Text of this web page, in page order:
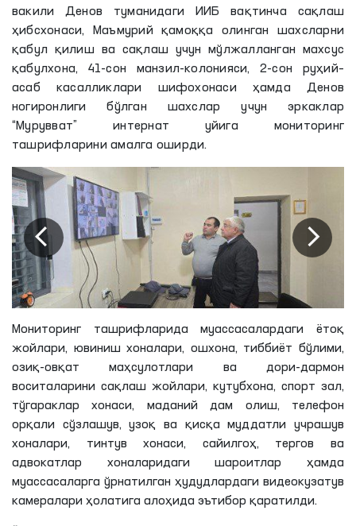
вакили Денов туманидаги ИИБ вақтинча сақлаш
ҳибсхонаси, Маъмурий қамоққа олинган шахсларни
қабул қилиш ва сақлаш учун мўлжалланган махсус
қабулхона, 41-сон манзил-колонияси, 2-сон руҳий–
асаб касалликлари шифохонаси ҳамда Денов
ногиронлиги бўлган шахслар учун эркаклар
“Мурувват” интернат уйига мониторинг
ташрифларини амалга оширди.
Мониторинг ташрифларида муассасалардаги ётоқ
жойлари, ювиниш хоналари, ошхона, тиббиёт бўлими,
озиқ-овқат маҳсулотлари ва дори-дармон
воситаларини сақлаш жойлари, кутубхона, спорт зал,
тўгараклар хонаси, маданий дам олиш, телефон
орқали сўзлашув, узоқ ва қисқа муддатли учрашув
хоналари, тинтув хонаси, сайилгоҳ, тергов ва
адвокатлар хоналаридаги шароитлар ҳамда
муассасаларга ўрнатилган ҳудудлардаги видеoкузатув
камералари ҳолатига алоҳида эътибор қаратилди.